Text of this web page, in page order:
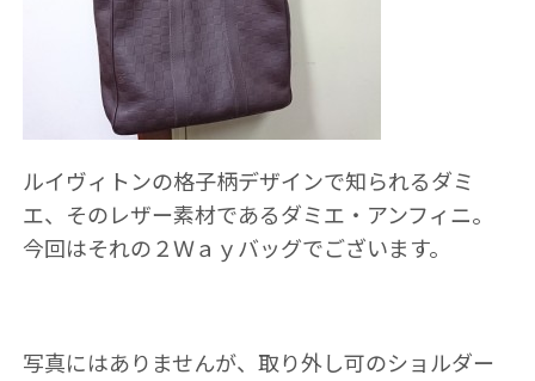
ルイヴィトンの格子柄デザインで知られるダミ
エ、そのレザー素材であるダミエ・アンフィニ。
今回はそれの２Ｗａｙバッグでございます。
写真にはありませんが、取り外し可のショルダー